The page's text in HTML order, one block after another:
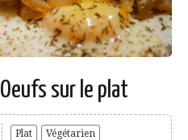
sur le plat
Plat Végétarien